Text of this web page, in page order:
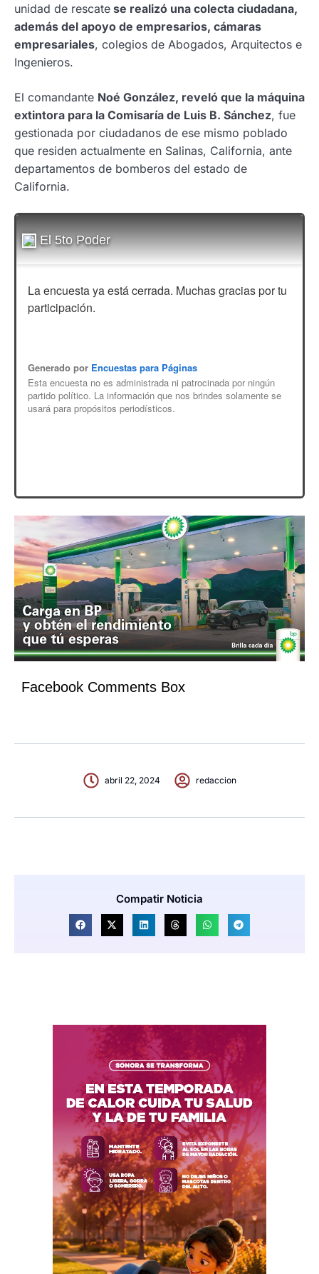
unidad de rescate se realizó una colecta ciudadana,
además del apoyo de empresarios, cámaras
empresariales, colegios de Abogados, Arquitectos e
Ingenieros.
El comandante Noé González, reveló que la máquina
extintora para la Comisaría de Luis B. Sánchez, fue
gestionada por ciudadanos de ese mismo poblado
que residen actualmente en Salinas, California, ante
departamentos de bomberos del estado de
California.
Facebook Comments Box
abril 22, 2024 redaccion
Compatir Noticia